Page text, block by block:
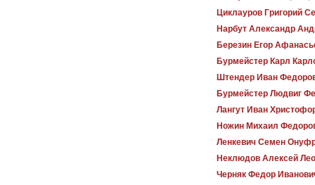
Циклауров Григорий
Нарбут Александр
Березин Егор
Бурмейстер Карл
Штендер Иван
Бурмейстер Людвиг
Лангут Иван
Ножин Михаил
Ленкевич Семен
Неклюдов Алексей
Черняк Федор